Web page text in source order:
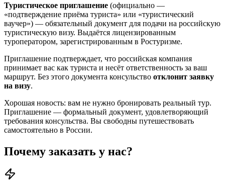
Туристическое приглашение (официально —
«подтверждение приёма туриста» или «туристический
ваучер») — обязательный документ для подачи на российскую
туристическую визу. Выдаётся лицензированным
туроператором, зарегистрированным в Ростуризме.
Приглашение подтверждает, что российская компания
принимает вас как туриста и несёт ответственность за ваш
маршрут. Без этого документа консульство отклонит заявку
на визу.
Хорошая новость: вам не нужно бронировать реальный тур.
Приглашение — формальный документ, удовлетворяющий
требования консульства. Вы свободны путешествовать
самостоятельно в России.
Почему заказать у нас?